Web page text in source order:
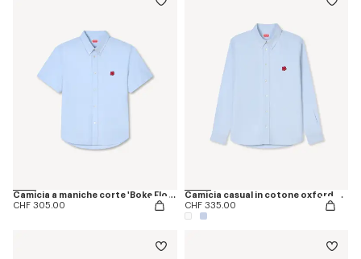
Camicia a maniche corte 'Boke Flower' in cotone oxford
CHF 305.00
Camicia casual in cotone oxford con ricamo 'Boke Flower'
CHF 335.00